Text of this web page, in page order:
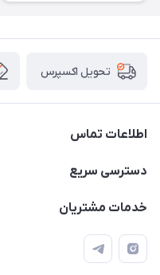
تحویل اکسپرس
اطلاعات تماس
09171115348
طبقه همکف واحد 131
دسترسی سریع
مجله فروشگاه
درباره ما
خدمات مشتریان
قوانین و مقررات
حریم خصوصی